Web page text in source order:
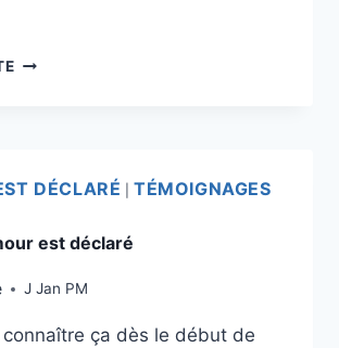
DÉCLARÉ |TÉMOIGNAGES
est déclaré
J Jan PM
connaître ça dès le début de